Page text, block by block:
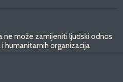
ne može zamijeniti ljudski odnos
humanitarnih organizacija